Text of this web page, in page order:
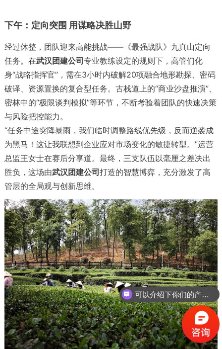
下午：定向突围 用谋略决胜山野
经过休整，团队迎来高能挑战——《最强战队》九真山定向
任务。在武汉团建公司专业教练设定的规则下，高管们化
身“战略指挥官”，需在3小时内破解20项融合地形勘探、密码
破译、资源置换的复合型任务。古栈道上的“商业沙盘推演”、
密林中的“极限谈判模拟”等环节，不断考验着团队的快速决策
与风险把控能力。
“任务中途突降暴雨，我们临时调整路线优先级，反而逆袭成
为黑马！这让我联想到企业应对市场变化的敏捷转型。”运营
总监王女士在赛后分享道。最终，三支队伍以毫厘之差决出
胜负，这场由武汉团建公司打造的智慧博弈，充分激发了高
管层的全局观与创新思维。
可以介绍下你们的产品么？